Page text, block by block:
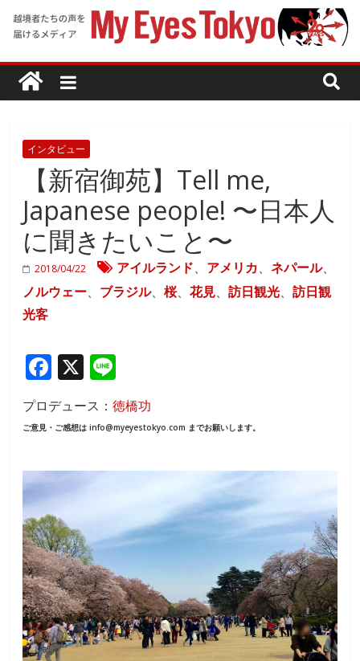
インタビュー
【新宿御苑】Tell me,
Japanese people! 〜日本人
に聞きたいこと〜
2018/04/22 アイルランド、 アメリカ、ネパール、
ノルウェー、 ブラジル、桜、花見、訪日観光、訪日観
光客
F
ac
e
o
o
k
X
n
e
プロデュース：徳橋功
ご意見・ご感想は info@myeyestokyo.com までお願いします。